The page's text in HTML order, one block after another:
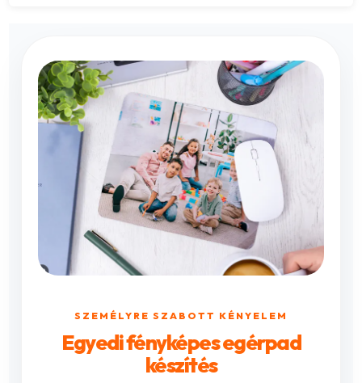
SZEMÉLYRE SZABOTT KÉNYELEM
Egyedi fényképes egérpad
készítés